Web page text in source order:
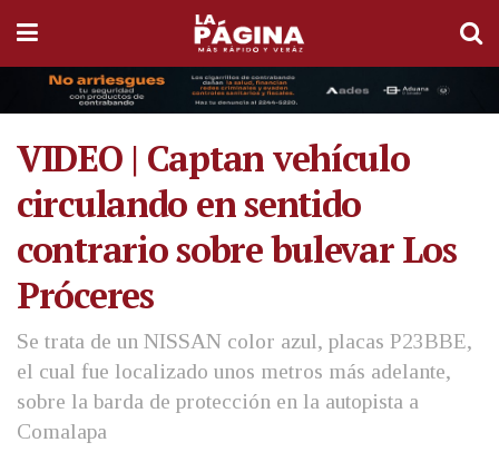
VIDEO | Captan vehículo
circulando en sentido
contrario sobre bulevar Los
Próceres
Se trata de un NISSAN color azul, placas P23BBE,
el cual fue localizado unos metros más adelante,
sobre la barda de protección en la autopista a
Comalapa